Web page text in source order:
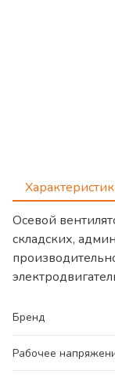
Осевой
складских,
Бренд
Рабочее